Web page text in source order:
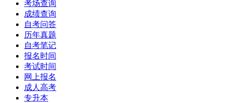
考场查询
成绩查询
自考问答
历年真题
自考笔记
报名时间
考试时间
网上报名
成人高考
专升本